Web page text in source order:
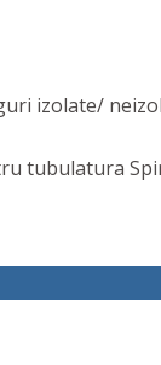
izolate/
tubulatura